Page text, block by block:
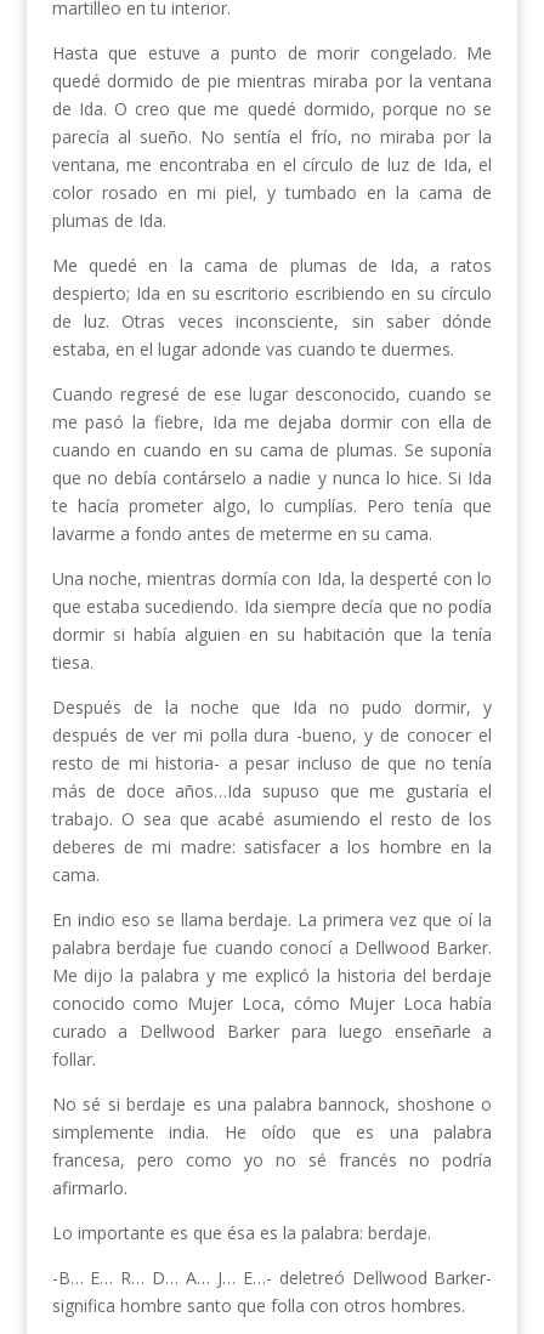
martilleo en tu interior.
Hasta que estuve a punto de morir congelado. Me
quedé dormido de pie mientras miraba por la ventana
de Ida. O creo que me quedé dormido, porque no se
parecía al sueño. No sentía el frío, no miraba por la
ventana, me encontraba en el círculo de luz de Ida, el
color rosado en mi piel, y tumbado en la cama de
plumas de Ida.
Me quedé en la cama de plumas de Ida, a ratos
despierto; Ida en su escritorio escribiendo en su círculo
de luz. Otras veces inconsciente, sin saber dónde
estaba, en el lugar adonde vas cuando te duermes.
Cuando regresé de ese lugar desconocido, cuando se
me pasó la fiebre, Ida me dejaba dormir con ella de
cuando en cuando en su cama de plumas. Se suponía
que no debía contárselo a nadie y nunca lo hice. Si Ida
te hacía prometer algo, lo cumplías. Pero tenía que
lavarme a fondo antes de meterme en su cama.
Una noche, mientras dormía con Ida, la desperté con lo
que estaba sucediendo. Ida siempre decía que no podía
dormir si había alguien en su habitación que la tenía
tiesa.
Después de la noche que Ida no pudo dormir, y
después de ver mi polla dura -bueno, y de conocer el
resto de mi historia- a pesar incluso de que no tenía
más de doce años…Ida supuso que me gustaría el
trabajo. O sea que acabé asumiendo el resto de los
deberes de mi madre: satisfacer a los hombre en la
cama.
En indio eso se llama berdaje. La primera vez que oí la
palabra berdaje fue cuando conocí a Dellwood Barker.
Me dijo la palabra y me explicó la historia del berdaje
conocido como Mujer Loca, cómo Mujer Loca había
curado a Dellwood Barker para luego enseñarle a
follar.
No sé si berdaje es una palabra bannock, shoshone o
simplemente india. He oído que es una palabra
francesa, pero como yo no sé francés no podría
afirmarlo.
Lo importante es que ésa es la palabra: berdaje.
-B… E… R… D… A… J… E…- deletreó Dellwood Barker-
significa hombre santo que folla con otros hombres.